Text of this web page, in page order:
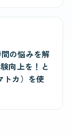
の悩みを解
向上を！と
トカ）を使